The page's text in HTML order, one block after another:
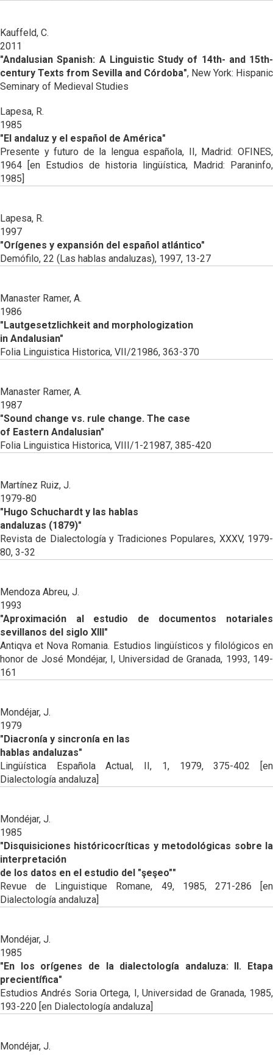
Kauffeld, C.
2011
"Andalusian Spanish: A Linguistic Study of 14th- and 15th-
century Texts from Sevilla and Córdoba", New York: Hispanic
Seminary of Medieval Studies
Lapesa, R.
1985
"El andaluz y el español de América"
Presente y futuro de la lengua española, II, Madrid: OFINES,
1964 [en Estudios de historia lingüística, Madrid: Paraninfo,
1985]
Lapesa, R.
1997
"Orígenes y expansión del español atlántico"
Demófilo, 22 (Las hablas andaluzas), 1997, 13-27
Manaster Ramer, A.
1986
"Lautgesetzlichkeit and morphologization
in Andalusian"
Folia Linguistica Historica, VII/21986, 363-370
Manaster Ramer, A.
1987
"Sound change vs. rule change. The case
of Eastern Andalusian"
Folia Linguistica Historica, VIII/1-21987, 385-420
Martínez Ruiz, J.
1979-80
"Hugo Schuchardt y las hablas
andaluzas (1879)"
Revista de Dialectología y Tradiciones Populares, XXXV, 1979-
80, 3-32
Mendoza Abreu, J.
1993
"Aproximación al estudio de documentos notariales
sevillanos del siglo XIII"
Antiqva et Nova Romania. Estudios lingüísticos y filológicos en
honor de José Mondéjar, I, Universidad de Granada, 1993, 149-
161
Mondéjar, J.
1979
"Diacronía y sincronía en las
hablas andaluzas"
Lingüística Española Actual, II, 1, 1979, 375-402 [en
Dialectología andaluza]
Mondéjar, J.
1985
"Disquisiciones históricocríticas y metodológicas sobre la
interpretación
de los datos en el estudio del "şeşeo""
Revue de Linguistique Romane, 49, 1985, 271-286 [en
Dialectología andaluza]
Mondéjar, J.
1985
"En los orígenes de la dialectología andaluza: II. Etapa
precientífica"
Estudios Andrés Soria Ortega, I, Universidad de Granada, 1985,
193-220 [en Dialectología andaluza]
Mondéjar, J.